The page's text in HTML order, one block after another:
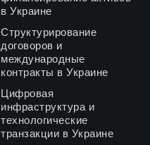
в Украине
Структурирование
договоров и
международные
контракты в Украине
Цифровая
инфраструктура и
технологические
транзакции в Украине